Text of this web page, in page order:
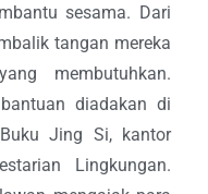
sesama. Dari
tangan mereka
membutuhkan.
diadakan di
Jing Si, kantor
Lingkungan.